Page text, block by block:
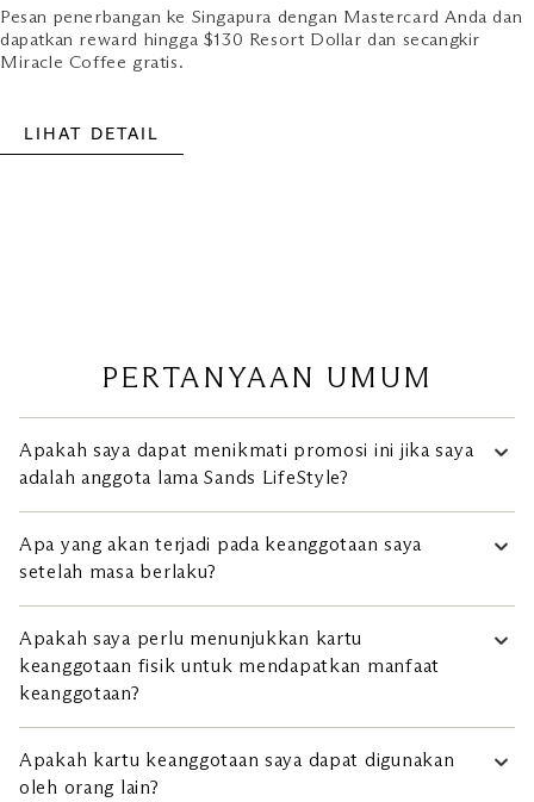
Pesan penerbangan ke Singapura dengan Mastercard Anda dan
dapatkan reward hingga $130 Resort Dollar dan secangkir
Miracle Coffee gratis.
LIHAT DETAIL
Apakah saya dapat menikmati promosi ini jika saya
adalah anggota lama Sands LifeStyle?
konter Sands LifeStyle mana pun untuk meningkatkan
keanggotaan Sands LifeStyle.
Apa yang akan terjadi pada keanggotaan saya
setelah masa berlaku?
keanggotaan 3 bulan:
Kumpulkan nilai belanja lebih dari S$15.000 untuk
pertama untuk mempertahankan status keanggotaan Anda
selama 9 bulan berikutnya, sehingga Anda akan menikmati
Apakah saya perlu menunjukkan kartu
keanggotaan fisik untuk mendapatkan manfaat
keanggotaan?
elektronik Anda untuk mendapatkan manfaat.
Apakah kartu keanggotaan saya dapat digunakan
oleh orang lain?